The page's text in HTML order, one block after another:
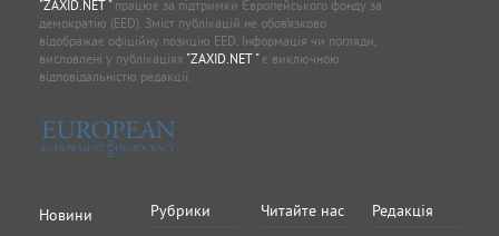
"ZAXID.NET "працює за підтримки Європейського фонду за
демократію (EED). Зміст публікацій не обов’язково
відображає офіційну позицію EED. Інформація чи погляди,
висловлені у публікаціях "ZAXID.NET "є виключною
відповідальністю редакції.
Новини
Рубрики Читайте нас Редакція